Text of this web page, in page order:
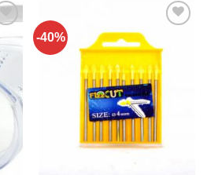
a
-40%
Añadir a
favoritos